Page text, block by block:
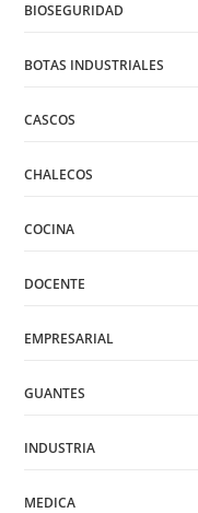
BIOSEGURIDAD
BOTAS INDUSTRIALES
CASCOS
CHALECOS
COCINA
DOCENTE
EMPRESARIAL
GUANTES
INDUSTRIA
MEDICA